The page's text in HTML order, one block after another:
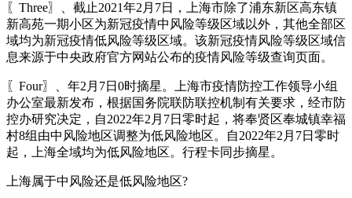
〖Three〗、截止2021年2月7日，上海市除了浦东新区高东镇
新高苑一期小区为新冠疫情中风险等级区域以外，其他全部区
域均为新冠疫情低风险等级区域。该新冠疫情风险等级区域信
息来源于中央政府官方网站公布的疫情风险等级查询页面。
〖Four〗、年2月7日0时摘星。上海市疫情防控工作领导小组
办公室最新发布，根据国务院联防联控机制有关要求，经市防
控办研究决定，自2022年2月7日零时起，将奉贤区奉城镇幸福
村8组由中风险地区调整为低风险地区。自2022年2月7日零时
起，上海全域均为低风险地区。行程卡同步摘星。
上海属于中风险还是低风险地区?